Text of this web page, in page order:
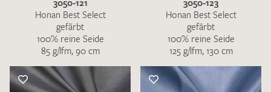
3050-121
Honan Best Select
gefärbt
100% reine Seide
85 g/lfm, 90 cm
3050-123
Honan Best Select
gefärbt
100% reine Seide
125 g/lfm, 130 cm